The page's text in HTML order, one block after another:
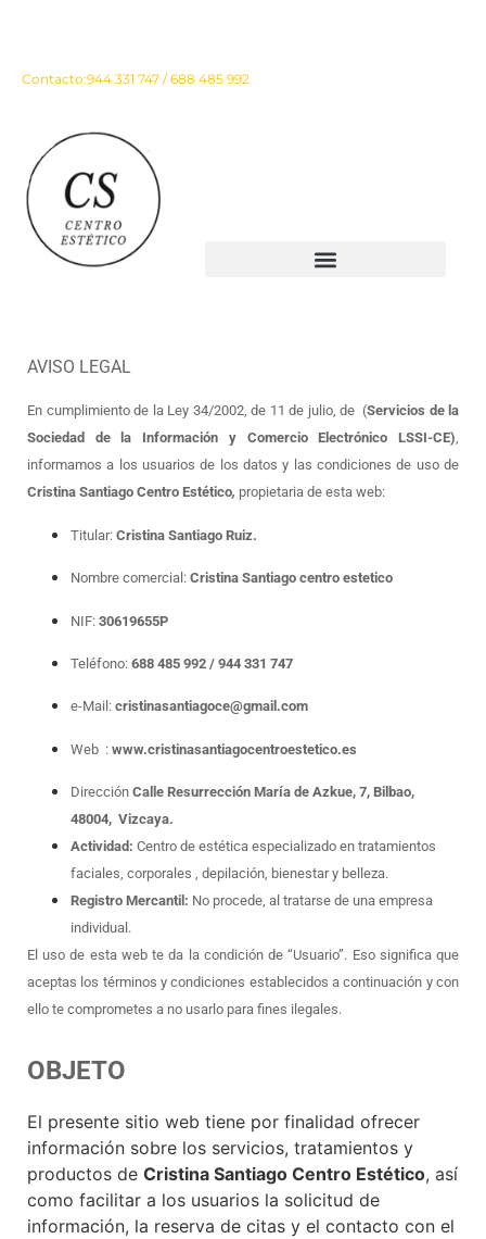
Contacto:944 331 747 / 688 485 992
AVISO LEGAL
En cumplimiento de la Ley 34/2002, de 11 de julio, de (Servicios de la
Sociedad de la Información y Comercio Electrónico LSSI-CE),
informamos a los usuarios de los datos y las condiciones de uso de
Cristina Santiago Centro Estético, propietaria de esta web:
Titular: Cristina Santiago Ruiz.
Nombre comercial: Cristina Santiago centro estetico
NIF: 30619655P
Teléfono: 688 485 992 / 944 331 747
e-Mail: cristinasantiagoce@gmail.com
Web : www.cristinasantiagocentroestetico.es
Dirección Calle Resurrección María de Azkue, 7, Bilbao,
48004, Vizcaya.
Actividad: Centro de estética especializado en tratamientos
faciales, corporales , depilación, bienestar y belleza.
Registro Mercantil: No procede, al tratarse de una empresa
individual.
El uso de esta web te da la condición de “Usuario”. Eso significa que
aceptas los términos y condiciones establecidos a continuación y con
ello te comprometes a no usarlo para fines ilegales.
OBJETO
El presente sitio web tiene por finalidad ofrecer
información sobre los servicios, tratamientos y
productos de Cristina Santiago Centro Estético, así
como facilitar a los usuarios la solicitud de
información, la reserva de citas y el contacto con el